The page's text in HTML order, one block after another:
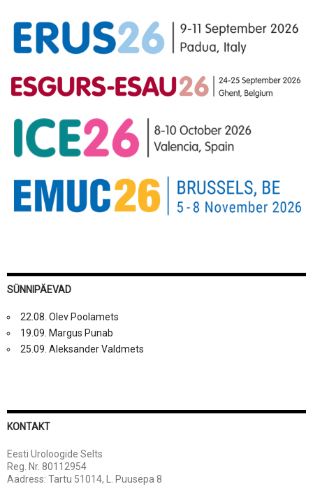
SÜNNIPÄEVAD
22.08. Olev Poolamets
19.09. Margus Punab
25.09. Aleksander Valdmets
KONTAKT
Eesti Uroloogide Selts
Reg. Nr. 80112954
Aadress: Tartu 51014, L. Puusepa 8